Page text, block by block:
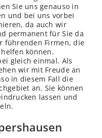
Sie uns genauso in
und bei uns vorbei
da auch wir
permanent für Sie da
führenden Firmen, die
können.
gleich einmal. Als
wir mit Freude an
in diesem Fall die
an. Sie können
lassen und